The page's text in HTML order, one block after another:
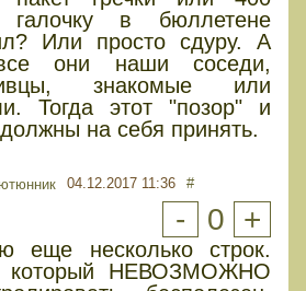
галочку в бюллетене
Или просто сдуру. А
они наши соседи,
знакомые или
Тогда этот "позор" и
на себя принять.
04.12.2017 11:36 #
- 0 +
еще несколько строк.
который НЕВОЗМОЖНО